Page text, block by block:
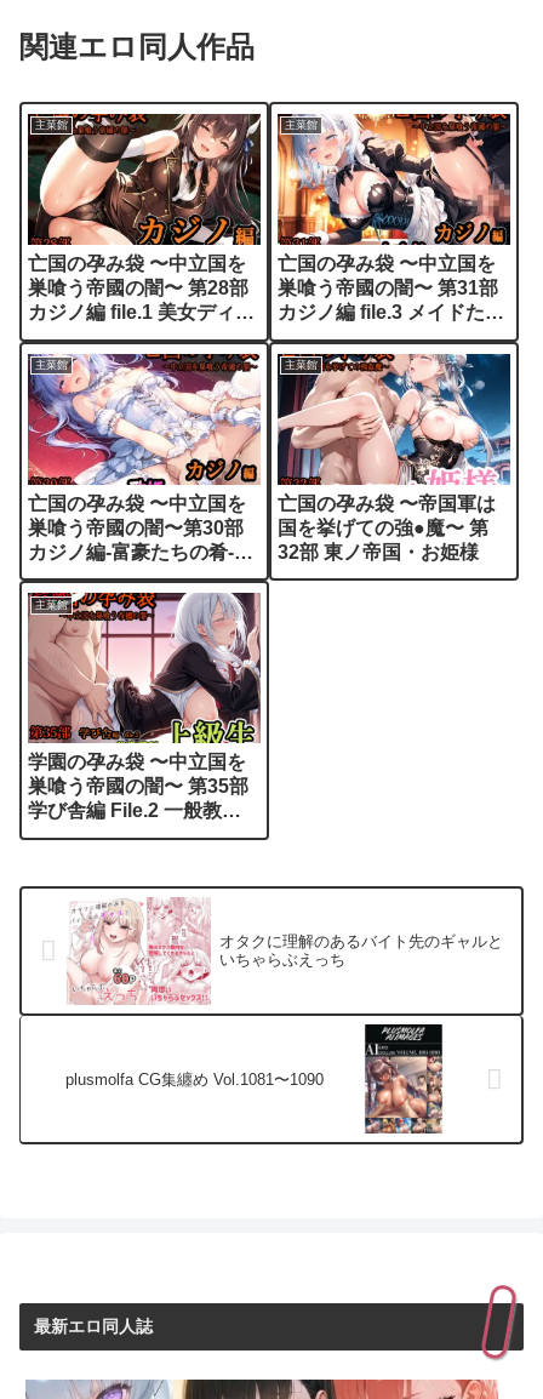
関連エロ同人作品
主菜館
亡国の孕み袋 〜中立国を
巣喰う帝國の闇〜 第28部
カジノ編 file.1 美女ディー
ラーたちのvip専用サービ
ス
主菜館
亡国の孕み袋 〜中立国を
巣喰う帝國の闇〜 第31部
カジノ編 file.3 メイドたち
のvipサービス
主菜館
亡国の孕み袋 〜中立国を
巣喰う帝國の闇〜第30部
カジノ編-富豪たちの肴-
file.2 歌姫たちのvip専用サ
ービス
主菜館
亡国の孕み袋 〜帝国軍は
国を挙げての強●魔〜 第
32部 東ノ帝国・お姫様
主菜館
学園の孕み袋 〜中立国を
巣喰う帝國の闇〜 第35部
学び舎編 File.2 一般教養
科 上級生編
オタクに理解のあるバイト先のギャルと
いちゃらぶえっち
plusmolfa CG集纏め Vol.1081〜1090
最新エロ同人誌